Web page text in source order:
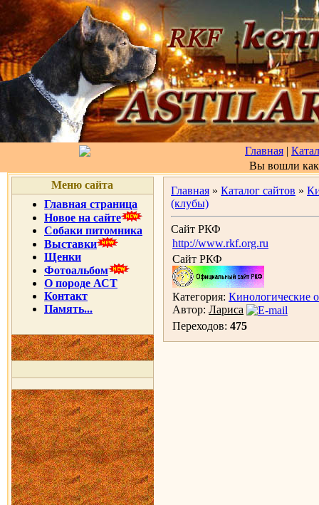
Главная |
Вы вошли
Меню сайта
Главная страница
Новое на сайте
Собаки питомника
Выставки
Щенки
Фотоальбом
О породе АСТ
Контакт
Память...
Главная » Каталог сайтов »
(клубы)
Сайт РКФ
http://www.rkf.org.ru
Сайт РКФ
Категория: Кинологические
Автор: Лариса
Переходов: 475